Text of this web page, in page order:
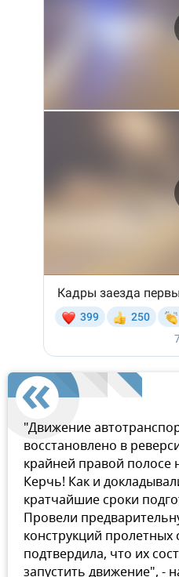
"Движение
восстановлено в
крайней правой полосе
Керчь! Как и
кратчайшие сроки
Провели
конструкций пролетных
подтвердила, что их
запустить движение", -